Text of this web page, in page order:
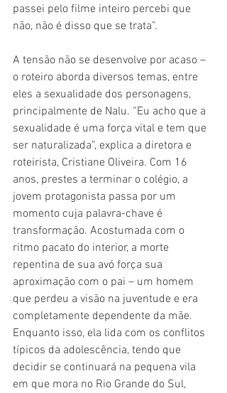
passei pelo filme inteiro percebi que
não, não é disso que se trata”.
A tensão não se desenvolve por acaso –
o roteiro aborda diversos temas, entre
eles a sexualidade dos personagens,
principalmente de Nalu. “Eu acho que a
sexualidade é uma força vital e tem que
ser naturalizada”, explica a diretora e
roteirista, Cristiane Oliveira. Com 16
anos, prestes a terminar o colégio, a
jovem protagonista passa por um
momento cuja palavra-chave é
transformação. Acostumada com o
ritmo pacato do interior, a morte
repentina de sua avó força sua
aproximação com o pai – um homem
que perdeu a visão na juventude e era
completamente dependente da mãe.
Enquanto isso, ela lida com os conflitos
típicos da adolescência, tendo que
decidir se continuará na pequena vila
em que mora no Rio Grande do Sul,